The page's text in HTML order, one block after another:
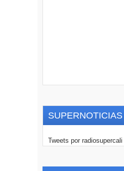
Tweets por radiosupercali